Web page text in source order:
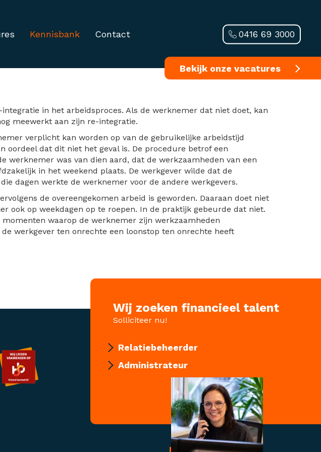
Kennisbank Contact
Bekijk onze vacatures
0416 69 3000
integratie buiten
in het arbeidsproces. Als de werknemer dat niet doet, kan
meewerkt aan zijn re-integratie.
verplicht kan worden op van de gebruikelijke arbeidstijd
dat dit niet het geval is. De procedure betrof een
werknemer was van dien aard, dat de werkzaamheden van een
in het weekend plaats. De werkgever wilde dat de
dagen werkte de werknemer voor de andere werkgevers.
de overeengekomen arbeid is geworden. Daaraan doet niet
ook op weekdagen op te roepen. In de praktijk gebeurde dat niet.
waarop de werknemer zijn werkzaamheden
werkgever ten onrechte een loonstop ten onrechte heeft
Wij zoeken financieel talent
Solliciteer nu!
Relatiebeheerder
Administrateur